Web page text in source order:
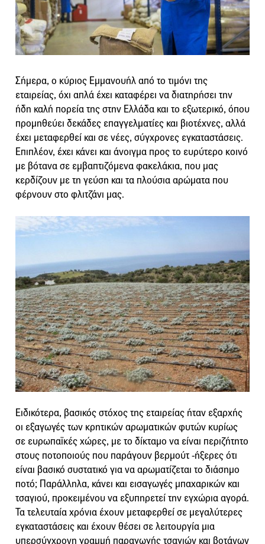
Σήμερα, ο κύριος Εμμανουήλ από το τιμόνι της
εταιρείας, όχι απλά έχει καταφέρει να διατηρήσει την
ήδη καλή πορεία της στην Ελλάδα και το εξωτερικό, όπου
προμηθεύει δεκάδες επαγγελματίες και βιοτέχνες, αλλά
έχει μεταφερθεί και σε νέες, σύγχρονες εγκαταστάσεις.
Επιπλέον, έχει κάνει και άνοιγμα προς το ευρύτερο κοινό
με βότανα σε εμβαπτιζόμενα φακελάκια, που μας
κερδίζουν με τη γεύση και τα πλούσια αρώματα που
φέρνουν στο φλιτζάνι μας.
Ειδικότερα, βασικός στόχος της εταιρείας ήταν εξαρχής
οι εξαγωγές των κρητικών αρωματικών φυτών κυρίως
σε ευρωπαϊκές χώρες, με το δίκταμο να είναι περιζήτητο
στους ποτοποιούς που παράγουν βερμούτ -ήξερες ότι
είναι βασικό συστατικό για να αρωματίζεται το διάσημο
ποτό; Παράλληλα, κάνει και εισαγωγές μπαχαρικών και
τσαγιού, προκειμένου να εξυπηρετεί την εγχώρια αγορά.
Τα τελευταία χρόνια έχουν μεταφερθεί σε μεγαλύτερες
εγκαταστάσεις και έχουν θέσει σε λειτουργία μια
υπερσύγχρονη γραμμή παραγωγής τσαγιών και βοτάνων